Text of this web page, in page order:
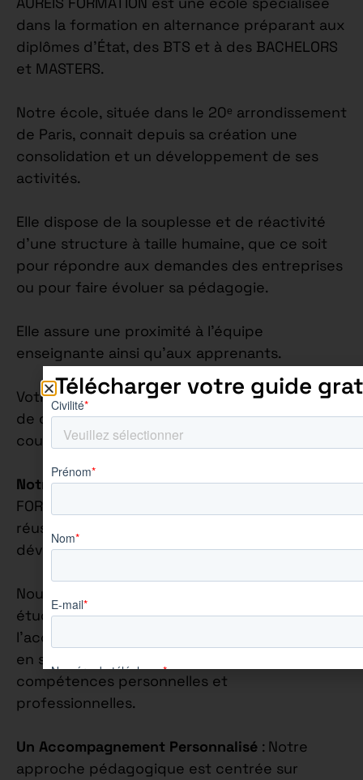
dans la formation en alternance préparant aux
diplômes d’État, des BTS et à des BACHELORS
et MASTERS.
Notre école, située dans le 20ᵉ arrondissement
de Paris, connait depuis sa création une
consolidation et un développement de ses
activités.
Elle dispose de la souplesse et de réactivité
d’une structure à taille humaine, que ce soit
pour répondre aux demandes des entreprises
ou pour faire évoluer sa pédagogie.
Elle assure une proximité à l’équipe
enseignante ainsi qu’aux apprenants.
Votre rythme d’alternance sur cette offre est
de quatre jours en entreprise et un jour en
cours.
Notre Philosophie Éducative: Chez AUREÏS
FORMATION, nous croyons fermement que la
réussite académique va de pair avec le
développement personnel.
Nous nous engageons à accompagner chaque
étudiant de manière individuelle, en mettant
l’accent sur la construction de leur confiance
en soi et sur l’épanouissement de leurs
compétences personnelles et
professionnelles.
Un Accompagnement Personnalisé : Notre
approche pédagogique est centrée sur
Télécharger votre guide